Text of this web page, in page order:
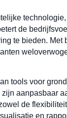
de
te bieden.
tools voor
aanpasbaar
de
en